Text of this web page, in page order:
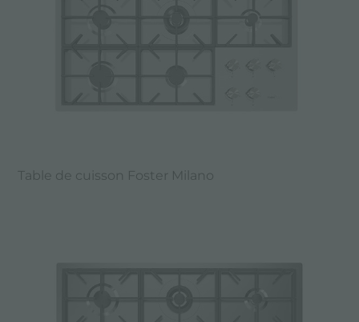
Table de cuisson Foster Milano